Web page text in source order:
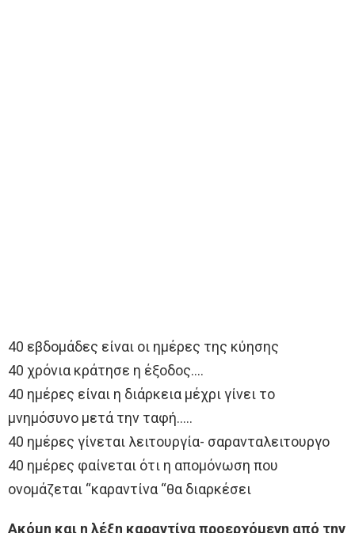
40 εβδομάδες είναι οι ημέρες της κύησης
40 χρόνια κράτησε η έξοδος….
40 ημέρες είναι η διάρκεια μέχρι γίνει το
μνημόσυνο μετά την ταφή…..
40 ημέρες γίνεται λειτουργία- σαρανταλειτουργο
40 ημέρες φαίνεται ότι η απομόνωση που
ονομάζεται “καραντίνα “θα διαρκέσει
Ακόμη και η λέξη καραντίνα προερχόμενη από την